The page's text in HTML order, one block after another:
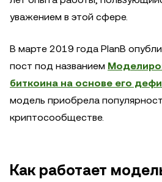
уважением в этой сфере.
В марте 2019 года PlanB
пост под названием
биткоина на основе его
модель приобрела
криптосообществе.
Как работает